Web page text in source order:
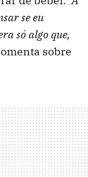
se eu
só algo que,
sobre